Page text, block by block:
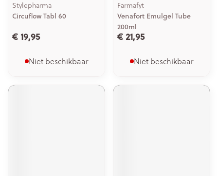
Stylepharma
Circuflow Tabl 60
€ 19,95
Niet beschikbaar
Farmafyt
Venafort Emulgel Tube
200ml
€ 21,95
Niet beschikbaar